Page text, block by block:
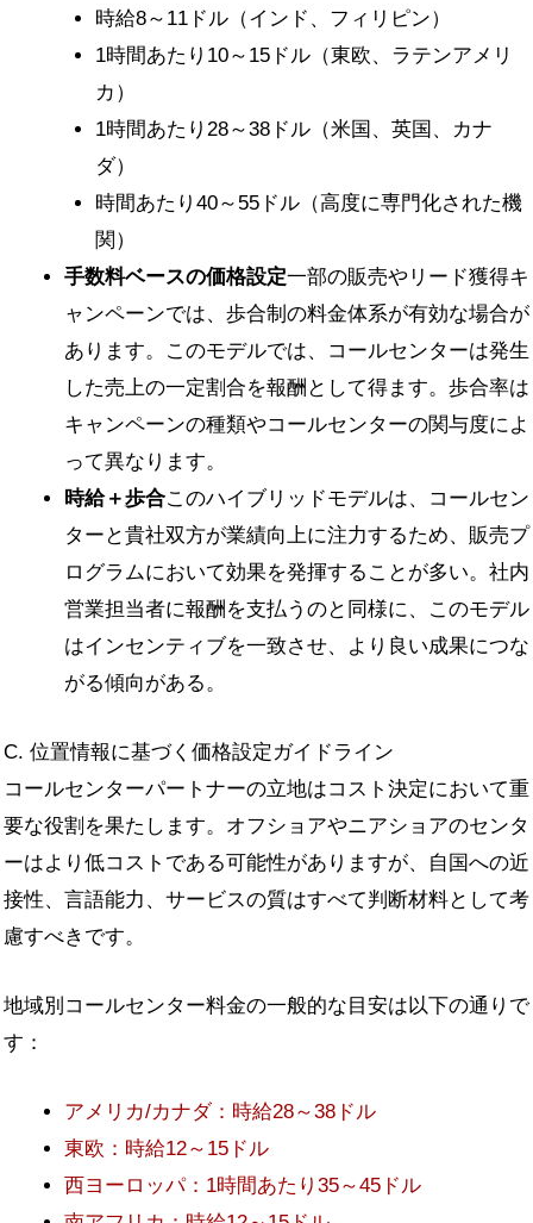
時給8～11ドル（インド、フィリピン）
1時間あたり10～15ドル（東欧、ラテンアメリ
カ）
1時間あたり28～38ドル（米国、英国、カナ
ダ）
時間あたり40～55ドル（高度に専門化された機
関）
手数料ベースの価格設定一部の販売やリード獲得キ
ャンペーンでは、歩合制の料金体系が有効な場合が
あります。このモデルでは、コールセンターは発生
した売上の一定割合を報酬として得ます。歩合率は
キャンペーンの種類やコールセンターの関与度によ
って異なります。
時給＋歩合このハイブリッドモデルは、コールセン
ターと貴社双方が業績向上に注力するため、販売プ
ログラムにおいて効果を発揮することが多い。社内
営業担当者に報酬を支払うのと同様に、このモデル
はインセンティブを一致させ、より良い成果につな
がる傾向がある。
C. 位置情報に基づく価格設定ガイドライン
コールセンターパートナーの立地はコスト決定において重
要な役割を果たします。オフショアやニアショアのセンタ
ーはより低コストである可能性がありますが、自国への近
接性、言語能力、サービスの質はすべて判断材料として考
慮すべきです。
地域別コールセンター料金の一般的な目安は以下の通りで
す：
アメリカ/カナダ：時給28～38ドル
東欧：時給12～15ドル
西ヨーロッパ：1時間あたり35～45ドル